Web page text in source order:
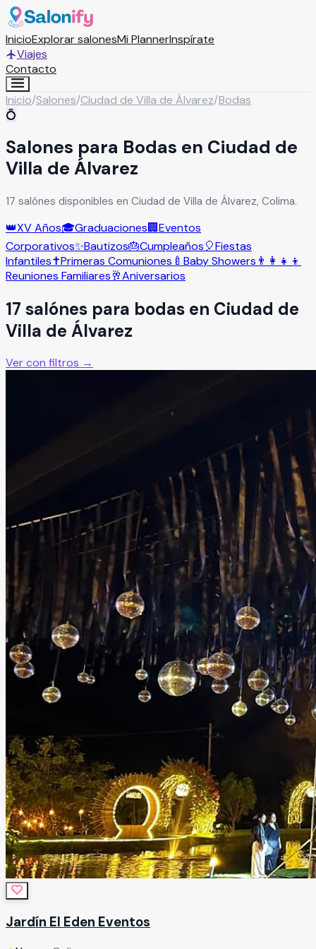
InicioExplorar salonesMi PlannerInspírate
Viajes
Contacto
Inicio/Salones/Ciudad de Villa de Álvarez/Bodas
💍
Salones para Bodas en Ciudad de
Villa de Álvarez
17 salónes disponibles en Ciudad de Villa de Álvarez, Colima.
👑XV Años🎓Graduaciones🏢Eventos
Corporativos✨Bautizos🎂Cumpleaños🎈Fiestas
Infantiles✝️Primeras Comuniones 🍼 Baby Showers 👨‍👩‍👧‍👦
Reuniones Familiares🥂Aniversarios
17 salónes para bodas en Ciudad de
Villa de Álvarez
Ver con filtros →
Jardín El Eden Eventos